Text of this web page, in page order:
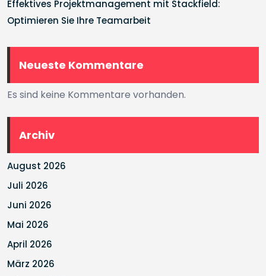
Effektives Projektmanagement mit Stackfield:
Optimieren Sie Ihre Teamarbeit
Neueste Kommentare
Es sind keine Kommentare vorhanden.
Archiv
August 2026
Juli 2026
Juni 2026
Mai 2026
April 2026
März 2026